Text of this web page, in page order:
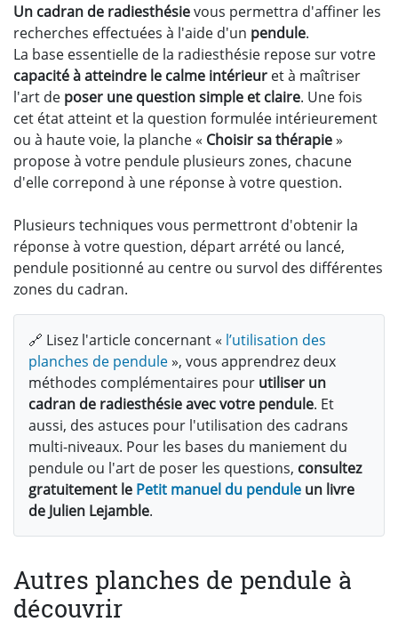
Un cadran de radiesthésievous permettra d'affiner les
recherches effectuées à l'aide d'un pendule.
La base essentielle de la radiesthésie repose sur votre
capacité à atteindre le calme intérieur et à maîtriser
l'art de poser une question simple et claire. Une fois
cet état atteint et la question formulée intérieurement
ou à haute voie, la planche « Choisir sa thérapie»
propose à votre pendule plusieurs zones, chacune
d'elle correpond à une réponse à votre question.
Plusieurs techniques vous permettront d'obtenir la
réponse à votre question, départ arrété ou lancé,
pendule positionné au centre ou survol des différentes
zones du cadran.
🔗 Lisez l'article concernant « l’utilisation des
planches de pendule», vous apprendrez deux
méthodes complémentaires pour utiliser un
cadran de radiesthésie avec votre pendule. Et
aussi, des astuces pour l'utilisation des cadrans
multi-niveaux. Pour les bases du maniement du
pendule ou l'art de poser les questions, consultez
gratuitement le Petit manuel du pendule un livre
de Julien Lejamble.
Autres planches de pendule à
découvrir